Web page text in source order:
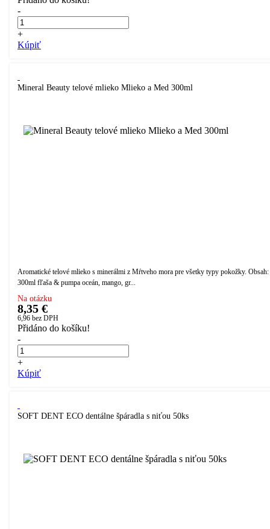
-
+
Kúpiť
Mineral Beauty telové mlieko Mlieko a Med 300ml
Aromatické telové mlieko s minerálmi z Mŕtveho mora pre všetky typy pokožky. Obsah:
300ml fľaša & pumpa oceán, mango, gr...
Na otázku
8,35 €
6,96 bez DPH
Přidáno do košíku!
-
+
Kúpiť
SOFT DENT ECO dentálne špáradla s niťou 50ks